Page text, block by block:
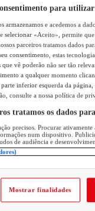
para utilizar
armazenamos e acedemos a
selecionar «Aceito», permite
parceiros tratamos dados
consentimento, estas
vê poderão não ser tão
a qualquer momento
inferior esquerda da página,
consulte a nossa política de
tratamos os dados
precisos. Procurar
num dispositivo.
de audiência e
Mostrar finalidades